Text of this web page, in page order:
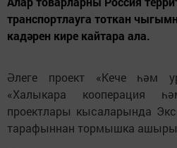
транспортлауга тоткан
кадәрен кире кайтара ала.
Әлеге проект «Кече һәм
«Халыкара кооперация
проектлары кысаларында
тарафыннан тормышка